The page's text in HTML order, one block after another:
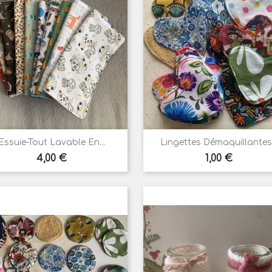
Tout Lavable En...
Prix
4,00 €
Aperçu rapide Lingettes
Prix
1,00 €
Aperçu rapide